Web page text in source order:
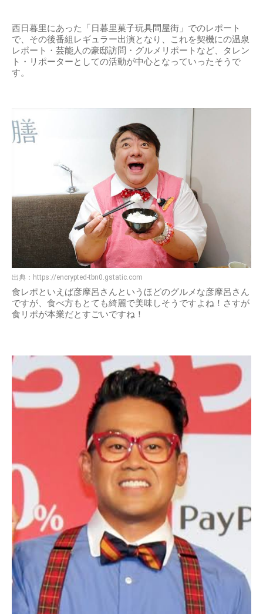
西日暮里にあった「日暮里菓子玩具問屋街」でのレポート
で、その後番組レギュラー出演となり、これを契機にの温泉
レポート・芸能人の豪邸訪問・グルメリポートなど、タレン
ト・リポーターとしての活動が中心となっていったそうで
す。
出典： https://encrypted-tbn0.gstatic.com
食レポといえば彦摩呂さんというほどのグルメな彦摩呂さん
ですが、食べ方もとても綺麗で美味しそうですよね！さすが
食リポが本業だとすごいですね！